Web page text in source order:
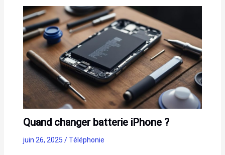
Quand changer batterie iPhone ?
juin 26, 2025/Téléphonie